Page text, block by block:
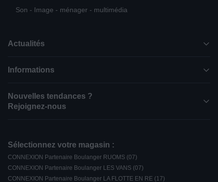
Son - Image - ménager - multimédia
Actualités
Informations
Nouvelles tendances ?
Rejoignez-nous
Sélectionnez votre magasin :
CONNEXION Partenaire Boulanger RUOMS (07)
CONNEXION Partenaire Boulanger LES VANS (07)
CONNEXION Partenaire Boulanger LA FLOTTE EN RE (17)